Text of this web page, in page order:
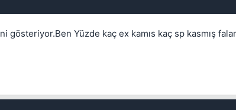
gösteriyor.Ben Yüzde kaç ex kamıs kaç sp kasmış